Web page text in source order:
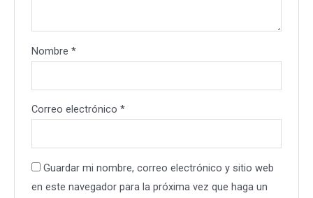
Nombre*
Correo electrónico*
Guardar mi nombre, correo electrónico y sitio web
en este navegador para la próxima vez que haga un